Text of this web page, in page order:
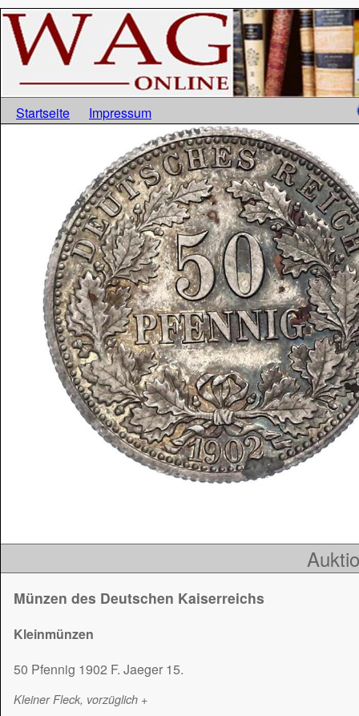
Startseite Impressum
Münzen des Deutschen Kaiserreichs
Kleinmünzen
50 Pfennig 1902 F. Jaeger 15.
Kleiner Fleck, vorzüglich +